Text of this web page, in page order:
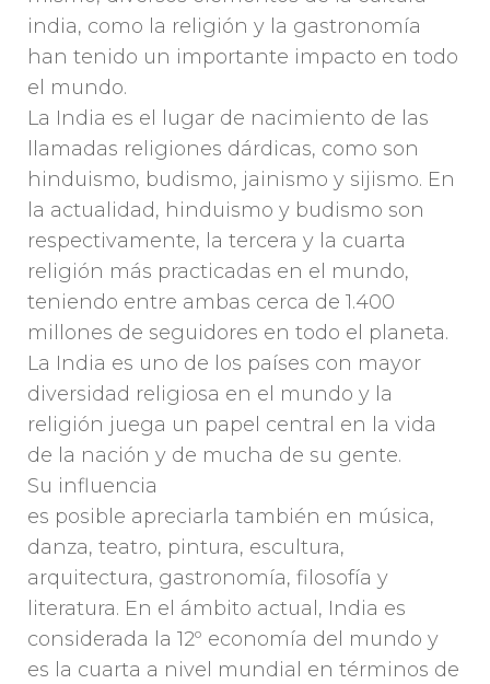
india, como la religión y la gastronomía
han tenido un importante impacto en todo
el mundo.
La India es el lugar de nacimiento de las
llamadas religiones dárdicas, como son
hinduismo, budismo, jainismo y sijismo. En
la actualidad, hinduismo y budismo son
respectivamente, la tercera y la cuarta
religión más practicadas en el mundo,
teniendo entre ambas cerca de 1.400
millones de seguidores en todo el planeta.
La India es uno de los países con mayor
diversidad religiosa en el mundo y la
religión juega un papel central en la vida
de la nación y de mucha de su gente.
Su influencia
es posible apreciarla también en música,
danza, teatro, pintura, escultura,
arquitectura, gastronomía, filosofía y
literatura. En el ámbito actual, India es
considerada la 12º economía del mundo y
es la cuarta a nivel mundial en términos de